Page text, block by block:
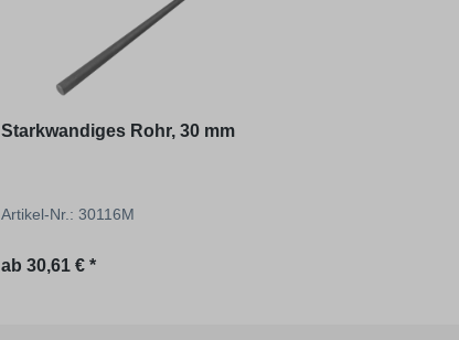
Starkwandiges Rohr, 30 mm
Artikel-Nr.: 30116M
ab 30,61 € *